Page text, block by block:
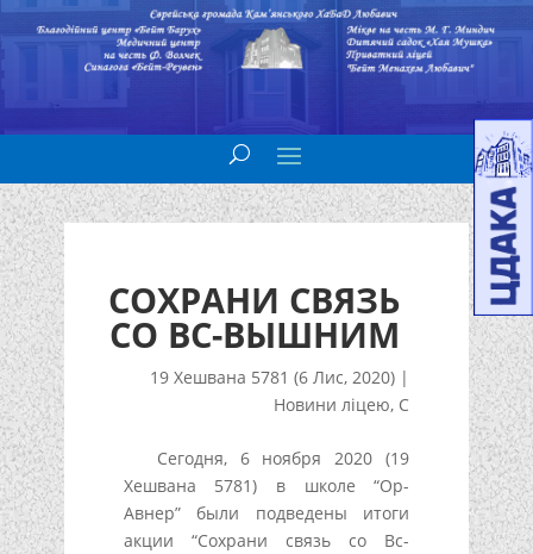
СОХРАНИ СВЯЗЬ
СО ВС-ВЫШНИМ
19 Хешвана 5781 (6 Лис, 2020) |
Новини ліцею, С
Сегодня, 6 ноября 2020 (19
Хешвана 5781) в школе “Ор-
Авнер” были подведены итоги
акции “Сохрани связь со Вс-